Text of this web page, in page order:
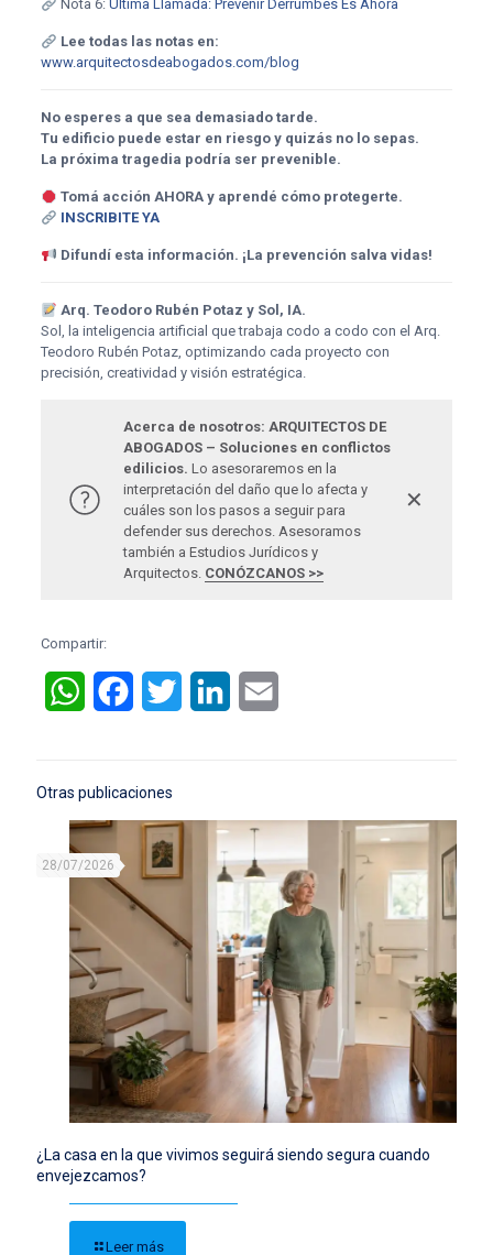
Nota 6: Última Llamada: Prevenir Derrumbes Es Ahora
Lee todas las notas en:
www.arquitectosdeabogados.com/blog
No esperes a que sea demasiado tarde.
Tu edificio puede estar en riesgo y quizás no lo sepas.
La próxima tragedia podría ser prevenible.
Tomá acción AHORA y aprendé cómo protegerte.
INSCRIBITE YA
Difundí esta información. ¡La prevención salva vidas!
Arq. Teodoro Rubén Potaz y Sol, IA.
Sol, la inteligencia artificial que trabaja codo a codo con el Arq.
Teodoro Rubén Potaz, optimizando cada proyecto con
precisión, creatividad y visión estratégica.
Acerca de nosotros: ARQUITECTOS DE
ABOGADOS – Soluciones en conflictos
edilicios. Lo asesoraremos en la
interpretación del daño que lo afecta y
cuáles son los pasos a seguir para
defender sus derechos. Asesoramos
también a Estudios Jurídicos y
Arquitectos. CONÓZCANOS >>
✕
Compartir:
WhatsAppFacebookTwitter LinkedIn
Otras publicaciones
28/07/2026
¿La casa en la que vivimos seguirá siendo segura cuando
envejezcamos?
Leer más